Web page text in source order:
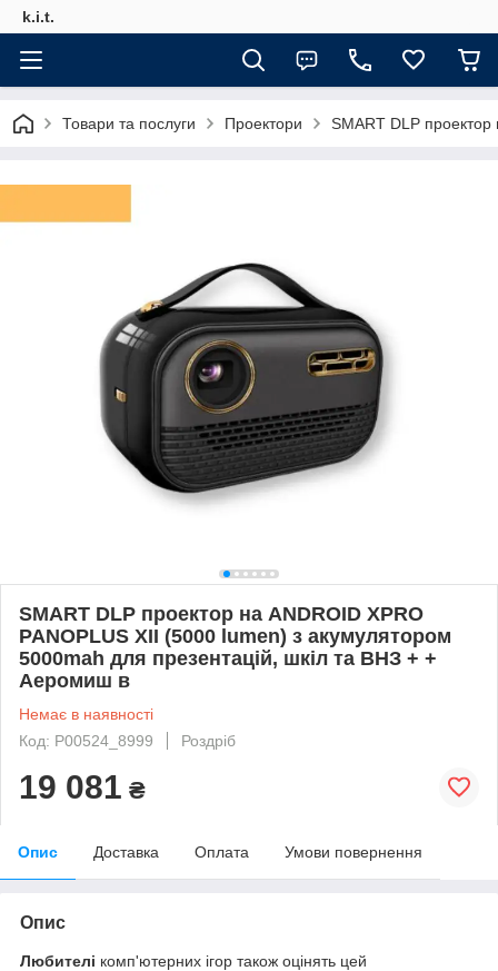
k.i.t.
Товари та послуги Проектори SMART DLP
SMART DLP проектор на ANDROID XPRO
PANOPLUS XII (5000 lumen) з акумулятором
5000mah для презентацій, шкіл та ВНЗ + +
Аеромиш в
Немає в наявності
Код: P00524_8999
Роздріб
19 081 ₴
Опис Доставка Оплата Умови повернення
Опис
Любителі комп'ютерних ігор також оцінять цей